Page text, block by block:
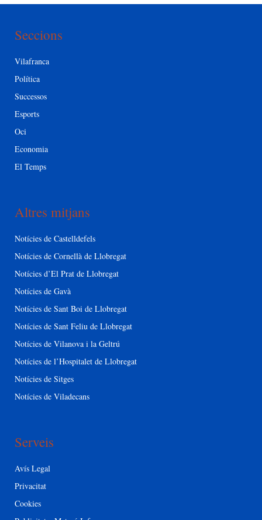
Seccions
Vilafranca
Política
Successos
Esports
Oci
Economia
El Temps
Altres mitjans
Notícies de Castelldefels
Notícies de Cornellà de Llobregat
Notícies d’El Prat de Llobregat
Notícies de Gavà
Notícies de Sant Boi de Llobregat
Notícies de Sant Feliu de Llobregat
Notícies de Vilanova i la Geltrú
Notícies de l’Hospitalet de Llobregat
Notícies de Sitges
Notícies de Viladecans
Serveis
Avís Legal
Privacitat
Cookies